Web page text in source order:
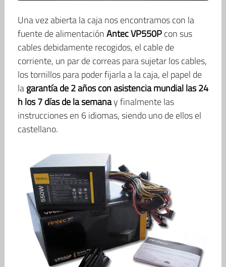
Una vez abierta la caja nos encontramos con la
fuente de alimentaciónAntec VP550Pcon sus
cables debidamente recogidos, el cable de
corriente, un par de correas para sujetar los cables,
los tornillos para poder fijarla a la caja, el papel de
lagarantía de 2 años con asistencia mundial las 24
h los 7 días de la semanay finalmente las
instrucciones en 6 idiomas, siendo uno de ellos el
castellano.